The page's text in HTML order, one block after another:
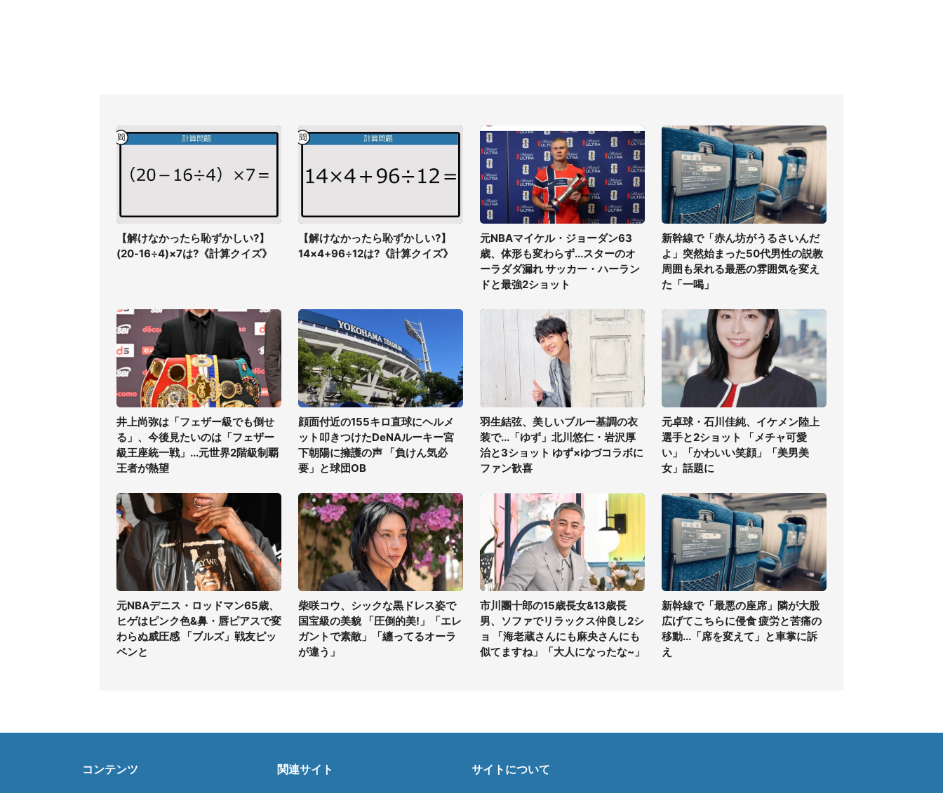
【解けなかったら恥ずかしい?】
(20-16÷4)×7は?《計算クイズ》
【解けなかったら恥ずかしい?】
14×4+96÷12は?《計算クイズ》
元NBAマイケル・ジョーダン63
歳、体形も変わらず...スターのオ
ーラダダ漏れ サッカー・ハーラン
ドと最強2ショット
新幹線で「赤ん坊がうるさいんだ
よ」突然始まった50代男性の説教
周囲も呆れる最悪の雰囲気を変え
た「一喝」
井上尚弥は「フェザー級でも倒せ
る」、今後見たいのは「フェザー
級王座統一戦」...元世界2階級制覇
王者が熱望
顔面付近の155キロ直球にヘルメ
ット叩きつけたDeNAルーキー宮
下朝陽に擁護の声 「負けん気必
要」と球団OB
羽生結弦、美しいブルー基調の衣
装で...「ゆず」北川悠仁・岩沢厚
治と3ショット ゆず×ゆづコラボに
ファン歓喜
元卓球・石川佳純、イケメン陸上
選手と2ショット 「メチャ可愛
い」「かわいい笑顔」「美男美
女」話題に
元NBAデニス・ロッドマン65歳、
ヒゲはピンク色&鼻・唇ピアスで変
わらぬ威圧感 「ブルズ」戦友ピッ
ペンと
柴咲コウ、シックな黒ドレス姿で
国宝級の美貌 「圧倒的美!」「エレ
ガントで素敵」「纏ってるオーラ
が違う」
市川團十郎の15歳長女&13歳長
男、ソファでリラックス仲良し2シ
ョ 「海老蔵さんにも麻央さんにも
似てますね」「大人になったな~」
新幹線で「最悪の座席」隣が大股
広げてこちらに侵食 疲労と苦痛の
移動...「席を変えて」と車掌に訴
え
コンテンツ 関連サイト サイトについて